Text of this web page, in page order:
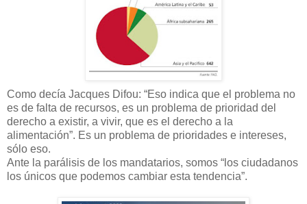
Como decía Jacques Difou: “Eso indica que el problema no
es de falta de recursos, es un problema de prioridad del
derecho a existir, a vivir, que es el derecho a la
alimentación”. Es un problema de prioridades e intereses,
sólo eso.
Ante la parálisis de los mandatarios, somos “los ciudadanos
los únicos que podemos cambiar esta tendencia”.